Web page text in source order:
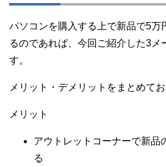
パソコンを購入する上で新品で5万
るのであれば、今回ご紹介した3メ
す。
メリット・デメリットをまとめてお
メリット
アウトレットコーナーで新品
る